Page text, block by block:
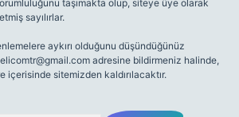
taşımakta olup, siteye üye olarak
sayılırlar.
aykırı olduğunu düşündüğünüz
adresine bildirmeniz halinde,
içerisinde sitemizden kaldırılacaktır.